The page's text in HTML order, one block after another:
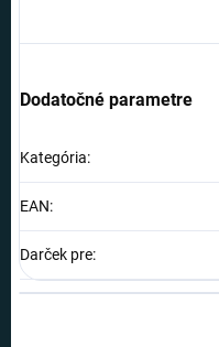
Dodatočné parametre
Kategória:
EAN:
Darček pre: